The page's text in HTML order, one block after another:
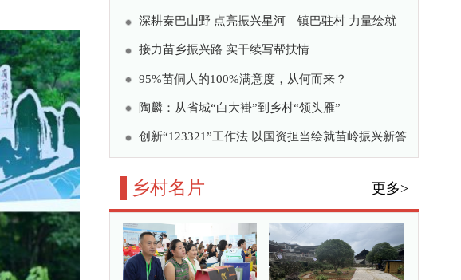
林右旗巴彦琥硕镇：人居环境“细梳妆” 和美乡村
来
永平：“一地一城”兴乡土富乡亲
穿越百年烽烟 古法点亮振兴之路
南有味 “固”韵出圈 ——河南固始县线上线下齐发
动土特产“走四方”激活县域经济
靖州覃团村：精雕微改焕新颜 苗侗古寨绘就宜
新画卷
疆莎车：曙光村十亩樱桃地种出七万元“甜蜜账”
动
www.sina.com.cn/
公共微信